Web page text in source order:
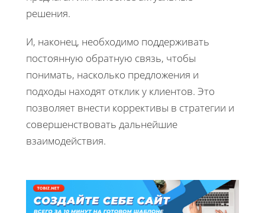
решения.
И, наконец, необходимо поддерживать
постоянную обратную связь, чтобы
понимать, насколько предложения и
подходы находят отклик у клиентов. Это
позволяет внести коррективы в стратегии и
совершенствовать дальнейшие
взаимодействия.